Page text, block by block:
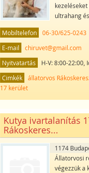
ultrahang
Mobiltelefon
06-30/625-0243
E-mail
chiruvet@gmail.com
Nyitvatartás
H-V: 8:00-22:00,
Cimkék
állatorvos
17 kerület
Kutya ivartalanítás
Rákoskeres...
1174
Állatorvosi
végezzük a